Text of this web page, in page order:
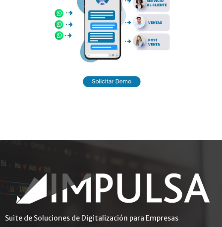
Suite de Soluciones de Digitalización para Empresas